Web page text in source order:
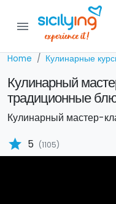
menu
Home Кулинарные
Кулинарный
традиционные
Кулинарный мастер-
star 5 (1105)